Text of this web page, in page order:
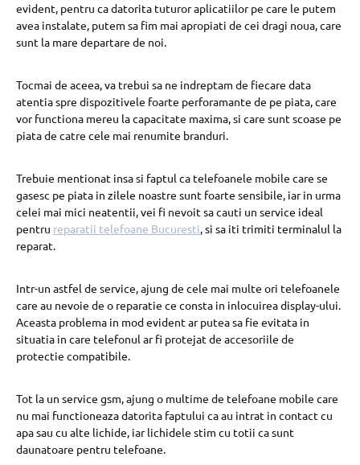
evident, pentru ca datorita tuturor aplicatiilor pe care le putem
avea instalate, putem sa fim mai apropiati de cei dragi noua, care
sunt la mare departare de noi.
Tocmai de aceea, va trebui sa ne indreptam de fiecare data
atentia spre dispozitivele foarte perforamante de pe piata, care
vor functiona mereu la capacitate maxima, si care sunt scoase pe
piata de catre cele mai renumite branduri.
Trebuie mentionat insa si faptul ca telefoanele mobile care se
gasesc pe piata in zilele noastre sunt foarte sensibile, iar in urma
celei mai mici neatentii, vei fi nevoit sa cauti un service ideal
pentru reparatii telefoane Bucuresti, si sa iti trimiti terminalul la
reparat.
Intr-un astfel de service, ajung de cele mai multe ori telefoanele
care au nevoie de o reparatie ce consta in inlocuirea display-ului.
Aceasta problema in mod evident ar putea sa fie evitata in
situatia in care telefonul ar fi protejat de accesoriile de
protectie compatibile.
Tot la un service gsm, ajung o multime de telefoane mobile care
nu mai functioneaza datorita faptului ca au intrat in contact cu
apa sau cu alte lichide, iar lichidele stim cu totii ca sunt
daunatoare pentru telefoane.